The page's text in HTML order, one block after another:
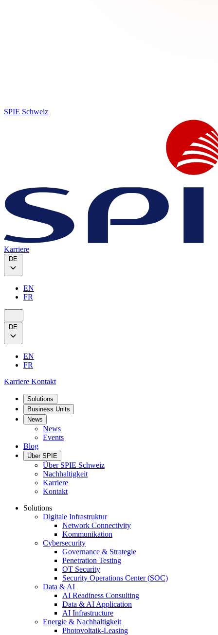
SPIE Schweiz
Karriere
DE
EN
FR
DE
EN
FR
Karriere Kontakt
Solutions
Business Units
News
News
Events
Blog
Über SPIE
Über SPIE Schweiz
Nachhaltigkeit
Karriere
Kontakt
Solutions
Digitale Infrastruktur
Network Connectivity
Kommunikation
Cybersecurity
Governance & Strategie
Penetration Testing
OT Security
Security Operations Center (SOC)
Data & AI
AI Readiness Consulting
Data & AI Application
AI Infrastructure
Energie & Nachhaltigkeit
Photovoltaik-Leasing